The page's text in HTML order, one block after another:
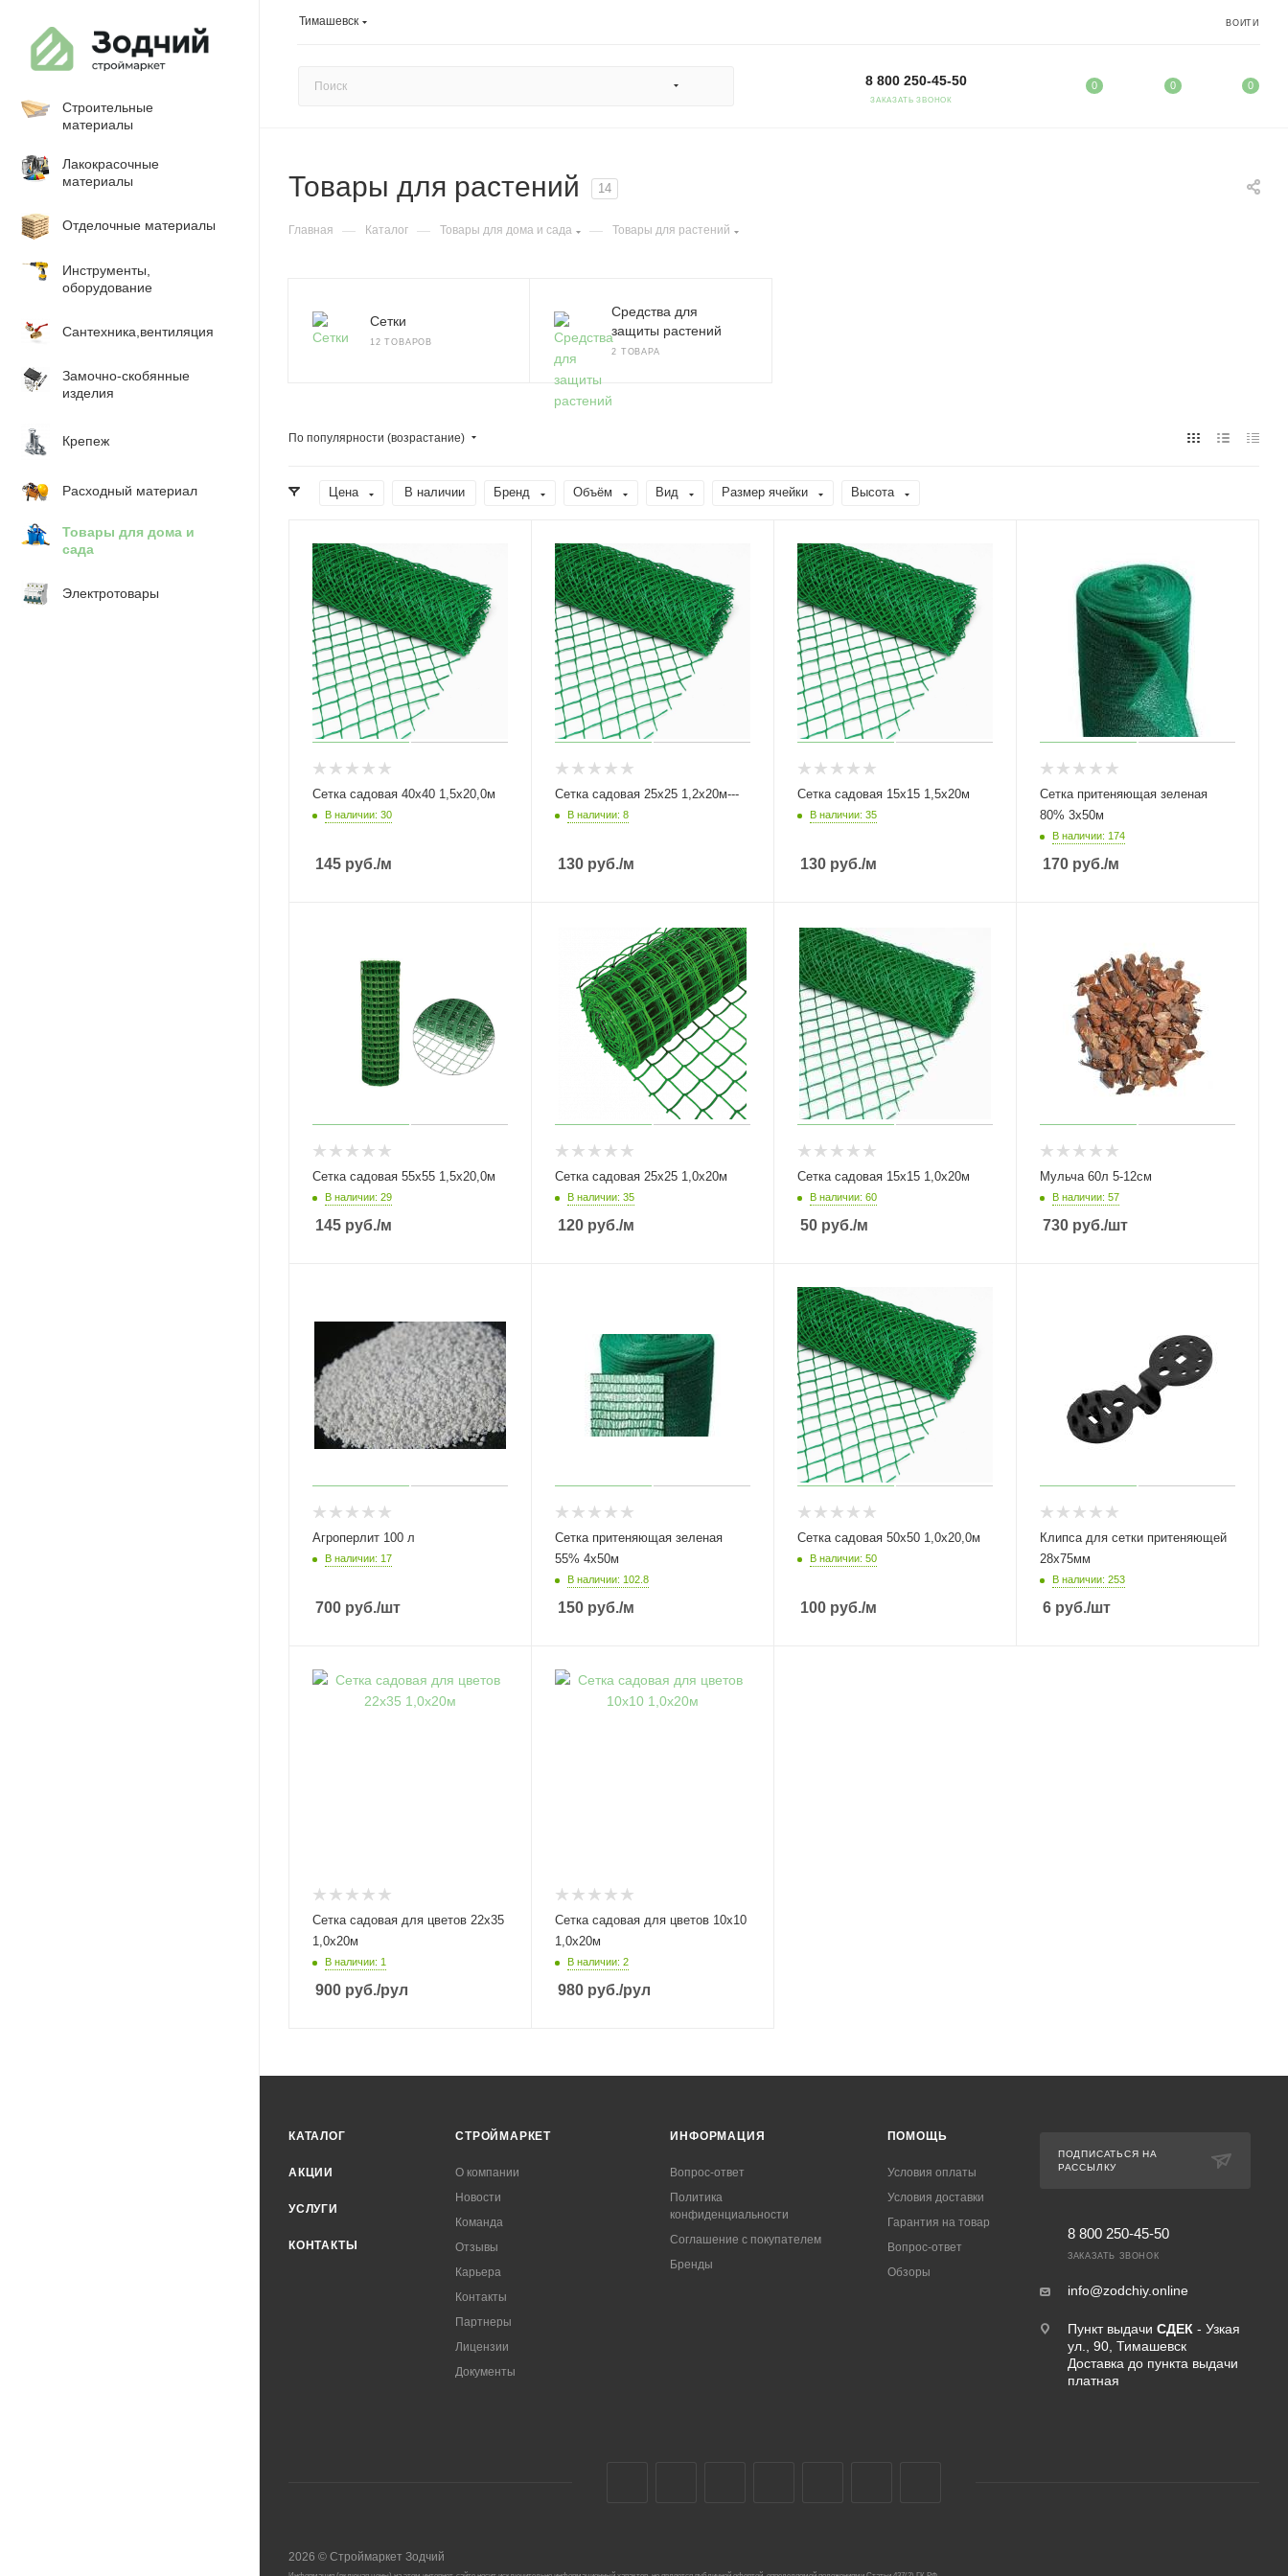
Тимашевск ВОЙТИ
8 800 250-45-50
ЗАКАЗАТЬ ЗВОНОК
0 0 0
Строительные
материалы
Лакокрасочные
материалы
Отделочные материалы
Инструменты,
оборудование
Сантехника,вентиляция
Замочно-скобянные
изделия
Крепеж
Расходный материал
Товары для дома и
сада
Электротовары
Товары для растений 14
Главная — Каталог — Товары для дома и сада — Товары для растений
Сетки
12 ТОВАРОВ
Средства для
защиты растений
2 ТОВАРА
По популярности (возрастание)
Цена В наличии Бренд Объём Вид Размер ячейки Высота
Сетка садовая 40х40 1,5х20,0м
В наличии: 30
145 руб./м
Сетка садовая 25х25 1,2х20м---
В наличии: 8
130 руб./м
Сетка садовая 15х15 1,5х20м
В наличии: 35
130 руб./м
Сетка притеняющая зеленая
80% 3х50м
В наличии: 174
170 руб./м
Сетка садовая 55х55 1,5х20,0м
В наличии: 29
145 руб./м
Сетка садовая 25х25 1,0х20м
В наличии: 35
120 руб./м
Сетка садовая 15х15 1,0х20м
В наличии: 60
50 руб./м
Мульча 60л 5-12см
В наличии: 57
730 руб./шт
Агроперлит 100 л
В наличии: 17
700 руб./шт
Сетка притеняющая зеленая
55% 4х50м
В наличии: 102.8
150 руб./м
Сетка садовая 50х50 1,0х20,0м
В наличии: 50
100 руб./м
Клипса для сетки притеняющей
28х75мм
В наличии: 253
6 руб./шт
Сетка садовая для цветов 22х35
1,0х20м
В наличии: 1
900 руб./рул
Сетка садовая для цветов 10х10
1,0х20м
В наличии: 2
980 руб./рул
КАТАЛОГ
АКЦИИ
УСЛУГИ
КОНТАКТЫ
СТРОЙМАРКЕТ
О компании
Новости
Команда
Отзывы
Карьера
Контакты
Партнеры
Лицензии
Документы
ИНФОРМАЦИЯ
Вопрос-ответ
Политика
конфиденциальности
Соглашение с покупателем
Бренды
ПОМОЩЬ
Условия оплаты
Условия доставки
Гарантия на товар
Вопрос-ответ
Обзоры
ПОДПИСАТЬСЯ НА
РАССЫЛКУ
8 800 250-45-50
ЗАКАЗАТЬ ЗВОНОК
info@zodchiy.online
Пункт выдачи СДЕК - Узкая
ул., 90, Тимашевск
Доставка до пункта выдачи
платная
2026 © Строймаркет Зодчий